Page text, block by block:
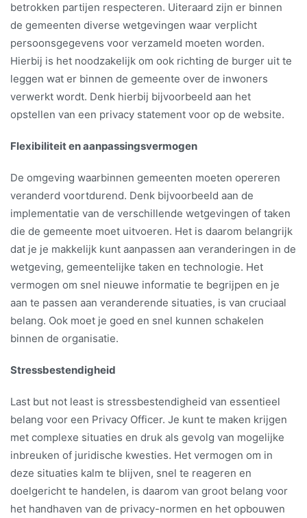
betrokken partijen respecteren. Uiteraard zijn er binnen
de gemeenten diverse wetgevingen waar verplicht
persoonsgegevens voor verzameld moeten worden.
Hierbij is het noodzakelijk om ook richting de burger uit te
leggen wat er binnen de gemeente over de inwoners
verwerkt wordt. Denk hierbij bijvoorbeeld aan het
opstellen van een privacy statement voor op de website.
Flexibiliteit en aanpassingsvermogen
De omgeving waarbinnen gemeenten moeten opereren
veranderd voortdurend. Denk bijvoorbeeld aan de
implementatie van de verschillende wetgevingen of taken
die de gemeente moet uitvoeren. Het is daarom belangrijk
dat je je makkelijk kunt aanpassen aan veranderingen in de
wetgeving, gemeentelijke taken en technologie. Het
vermogen om snel nieuwe informatie te begrijpen en je
aan te passen aan veranderende situaties, is van cruciaal
belang. Ook moet je goed en snel kunnen schakelen
binnen de organisatie.
Stressbestendigheid
Last but not least is stressbestendigheid van essentieel
belang voor een Privacy Officer. Je kunt te maken krijgen
met complexe situaties en druk als gevolg van mogelijke
inbreuken of juridische kwesties. Het vermogen om in
deze situaties kalm te blijven, snel te reageren en
doelgericht te handelen, is daarom van groot belang voor
het handhaven van de privacy-normen en het opbouwen